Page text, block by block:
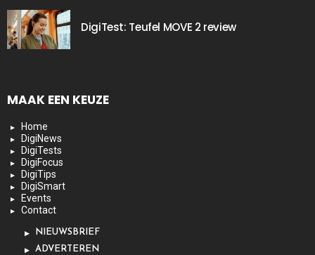
DigiTest: Teufel MOVE 2 review
MAAK EEN KEUZE
Home
DigiNews
DigiTests
DigiFocus
DigiTips
DigiSmart
Events
Contact
NIEUWSBRIEF
ADVERTEREN